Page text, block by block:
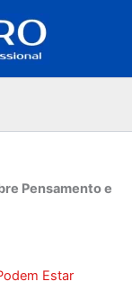
Pensamento e
Estar